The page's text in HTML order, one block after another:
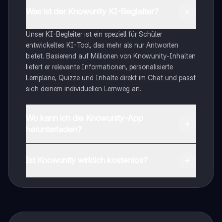
Unser KI-Begleiter ist ein speziell für Schüler
entwickeltes KI-Tool, das mehr als nur Antworten
bietet. Basierend auf Millionen von Knowunity-Inhalten
liefert er relevante Informationen, personalisierte
Lernpläne, Quizze und Inhalte direkt im Chat und passt
sich deinem individuellen Lernweg an.